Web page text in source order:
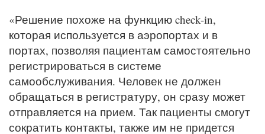
«Решение похоже на функцию check-in,
которая используется в аэропортах и в
портах, позволяя пациентам самостоятельно
регистрироваться в системе
самообслуживания. Человек не должен
обращаться в регистратуру, он сразу может
отправляется на прием. Так пациенты смогут
сократить контакты, также им не придется